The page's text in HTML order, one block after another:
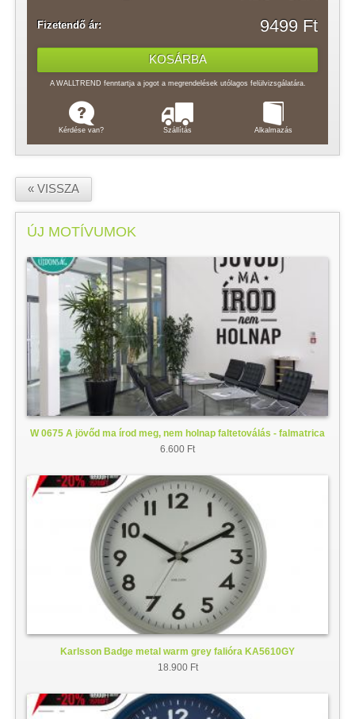
Fizetendő ár: 9499 Ft
A WALLTREND fenntartja a jogot a megrendelések utólagos felülvizsgálatára.
Kérdése van? Szállítás Alkalmazás
« VISSZA
ÚJ MOTÍVUMOK
W 0675 A jövőd ma írod meg, nem holnap faltetoválás - falmatrica
6.600 Ft
Karlsson Badge metal warm grey falióra KA5610GY
18.900 Ft